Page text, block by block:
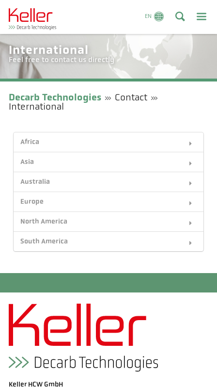
EN
International
Feel free to contact us directly
Decarb Technologies
Contact
International
Africa
Asia
Australia
Europe
North America
South America
Keller HCW GmbH